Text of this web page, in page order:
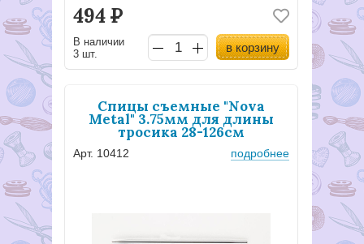
494Р
В наличии
3 шт.
в корзину
Спицы съемные "Nova
Metal" 3.75мм для длины
тросика 28-126см
Арт. 10412 подробнее